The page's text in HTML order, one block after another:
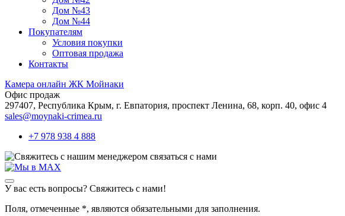
Дом №43
Дом №44
Покупателям
Условия покупки
Оптовая продажа
Контакты
Камера онлайн ЖК Мойнаки
Офис продаж
297407, Республика Крым, г. Евпатория, проспект Ленина, 68, корп. 40, офис 4
sales@moynaki-crimea.ru
+7 978 938 4 888
связаться с нами
У вас есть вопросы? Свяжитесь с нами!
Поля, отмеченные *, являются обязательными для заполнения.